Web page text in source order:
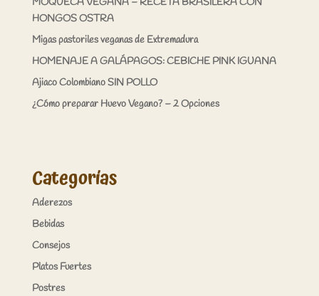
HONGOS OSTRA
Migas pastoriles veganas de Extremadura
HOMENAJE A GALÁPAGOS: CEBICHE PINK IGUANA
Ajiaco Colombiano SIN POLLO
¿Cómo preparar Huevo Vegano? – 2 Opciones
Categorías
Aderezos
Bebidas
Consejos
Platos Fuertes
Postres